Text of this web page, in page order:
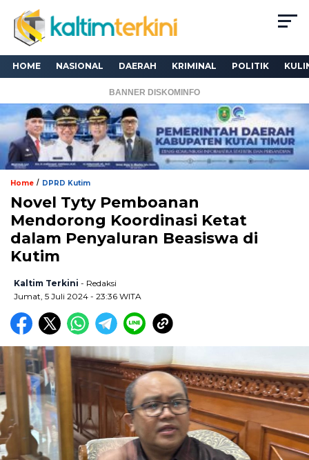
HOME NASIONAL DAERAH KRIMINAL POLITIK
BANNER DISKOMINFO
Home / DPRD Kutim
Novel Tyty Pemboanan
Mendorong Koordinasi Ketat
dalam Penyaluran Beasiswa di
Kutim
Kaltim Terkini - Redaksi
Jumat, 5 Juli 2024 - 23:36 WITA